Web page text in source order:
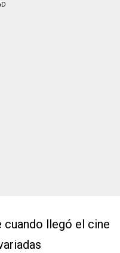
cuando llegó el cine